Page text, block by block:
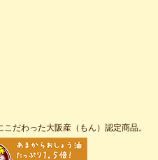
だわった大阪産（もん）認定商品。